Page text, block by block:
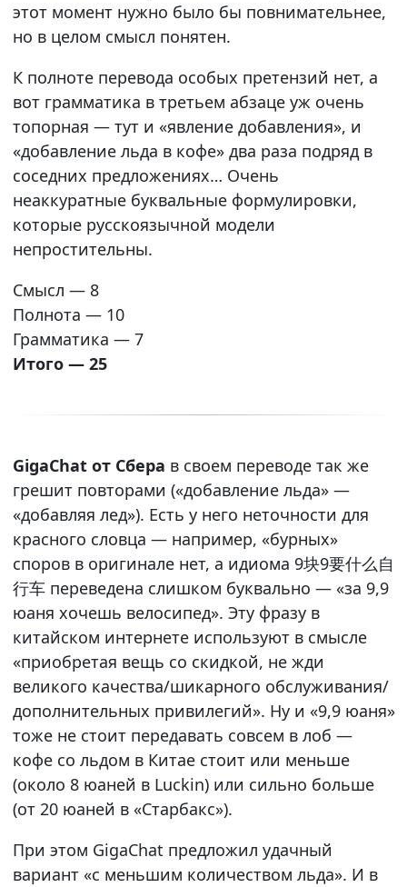
этот момент нужно было бы повнимательнее,
но в целом смысл понятен.
К полноте перевода особых претензий нет, а
вот грамматика в третьем абзаце уж очень
топорная — тут и «явление добавления», и
«добавление льда в кофе» два раза подряд в
соседних предложениях… Очень
неаккуратные буквальные формулировки,
которые русскоязычной модели
непростительны.
Смысл — 8
Полнота — 10
Грамматика — 7
Итого — 25
GigaChat от Сбера в своем переводе так же
грешит повторами («добавление льда» —
«добавляя лед»). Есть у него неточности для
красного словца — например, «бурных»
споров в оригинале нет, а идиома 9块9要什么自
行车 переведена слишком буквально — «за 9,9
юаня хочешь велосипед». Эту фразу в
китайском интернете используют в смысле
«приобретая вещь со скидкой, не жди
великого качества/шикарного обслуживания/
дополнительных привилегий». Ну и «9,9 юаня»
тоже не стоит передавать совсем в лоб —
кофе со льдом в Китае стоит или меньше
(около 8 юаней в Luckin) или сильно больше
(от 20 юаней в «Старбакс»).
При этом GigaChat предложил удачный
вариант «с меньшим количеством льда». И в